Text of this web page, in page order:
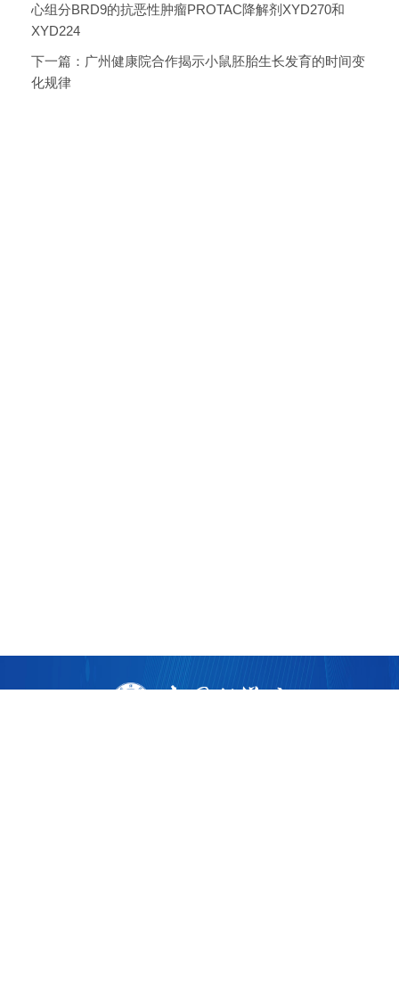
心组分BRD9的抗恶性肿瘤PROTAC降解剂XYD270和
XYD224
下一篇： 广州健康院合作揭示小鼠胚胎生长发育的时间变
化规律